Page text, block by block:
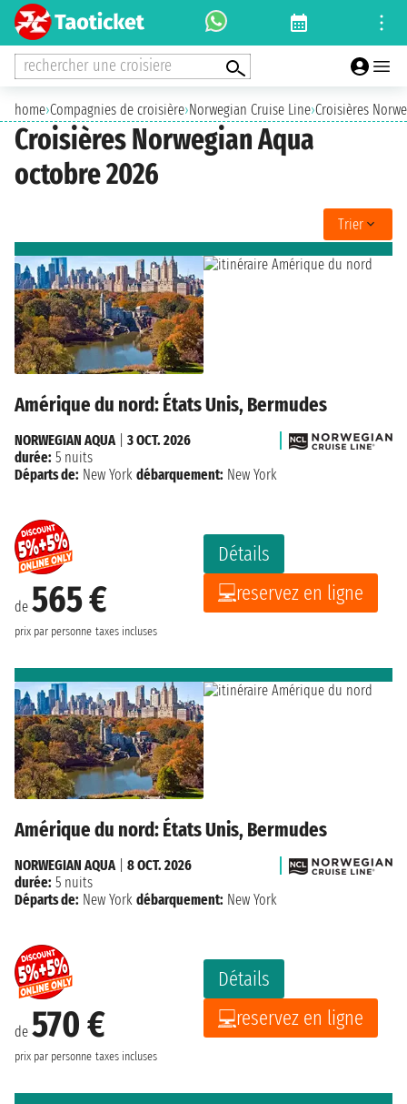
rechercher une croisiere
home›Compagnies de croisière›Norwegian Cruise Line›Croisières
Croisières Norwegian Aqua
octobre 2026
Trier
Amérique du nord: États Unis, Bermudes
de 565 €
prix par personne taxes incluses
Détails
reservez en ligne
NORWEGIAN AQUA
3 OCT. 2026
durée: 5 nuits
Départs de: New York débarquement: New York
Amérique du nord: États Unis, Bermudes
de 570 €
prix par personne taxes incluses
Détails
reservez en ligne
NORWEGIAN AQUA| 8 OCT. 2026
durée: 5 nuits
Départs de: New York débarquement: New York